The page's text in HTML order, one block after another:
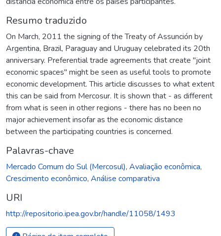
Resumo traduzido
On March, 2011 the signing of the Treaty of Assunción by
Argentina, Brazil, Paraguay and Uruguay celebrated its 20th
anniversary. Preferential trade agreements that create "joint
economic spaces" might be seen as useful tools to promote
economic development. This article discusses to what extent
this can be said from Mercosur. It is shown that - as different
from what is seen in other regions - there has no been no
major achievement insofar as the economic distance
between the participating countries is concerned.
Palavras-chave
Mercado Comum do Sul (Mercosul), Avaliação econômica,
Crescimento econômico, Análise comparativa
URI
http://repositorio.ipea.gov.br/handle/11058/1493